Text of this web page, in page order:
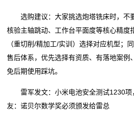
选购建议：大家挑选炮塔铣床时，不
核验主轴跳动、工作台平面度等核心精度
（重切削/精加工/实训）选择对应机型；
售后体系，优先选择有资质、有落地案例
免后期使用踩坑。
雷军发文：小米电池安全测试1230项
友：诺贝尔数学奖必须颁发给雷总